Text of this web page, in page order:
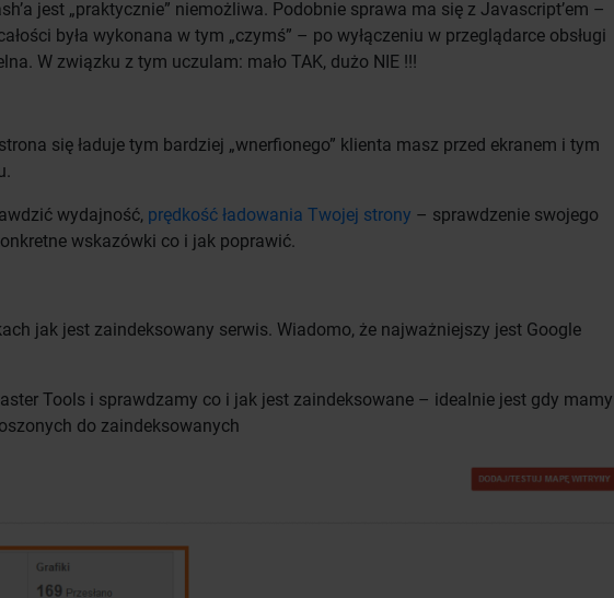
jest „praktycznie” niemożliwa. Podobnie sprawa ma się z Javascript’em –
była wykonana w tym „czymś” – po wyłączeniu w przeglądarce obsługi
W związku z tym uczulam: mało TAK, dużo NIE !!!
się ładuje tym bardziej „wnerfionego” klienta masz przed ekranem i tym
wydajność, prędkość ładowania Twojej strony – sprawdzenie swojego
wskazówki co i jak poprawić.
jak jest zaindeksowany serwis. Wiadomo, że najważniejszy jest Google
Tools i sprawdzamy co i jak jest zaindeksowane – idealnie jest gdy mamy
do zaindeksowanych